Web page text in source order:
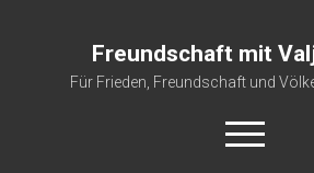
Freundschaft mit
Für Frieden, Freundschaft und
open
menu